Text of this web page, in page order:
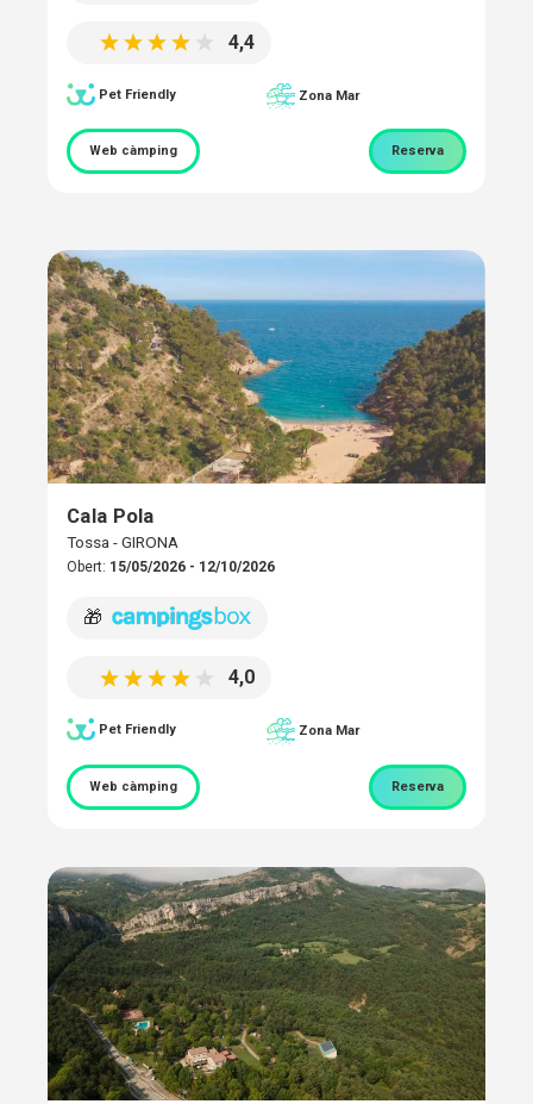
4,4
Pet Friendly Zona Mar
Web càmping Reserva
Cala Pola
Tossa - GIRONA
Obert: 15/05/2026 - 12/10/2026
🎁
4,0
Pet Friendly Zona Mar
Web càmping Reserva